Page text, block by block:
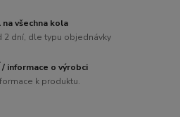
na všechna kola
2 dní, dle typu objednávky
/ informace o výrobci
k produktu.